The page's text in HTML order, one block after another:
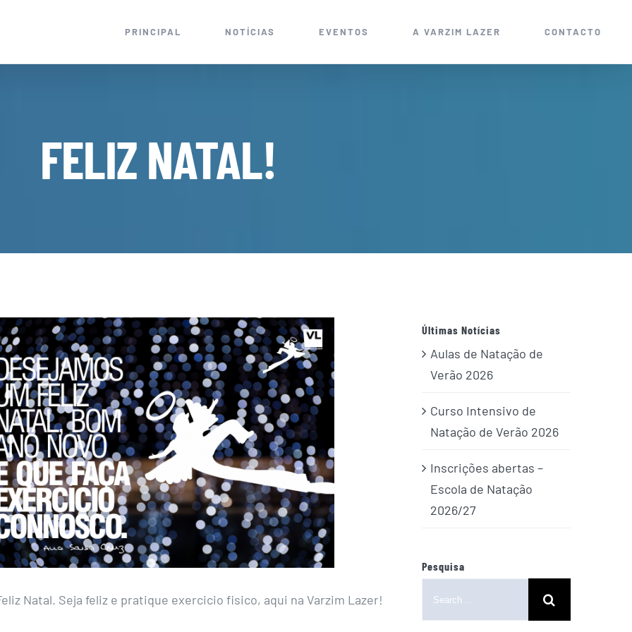
PRINCIPAL NOTÍCIAS EVENTOS A VARZIM LAZER CONTACTO
FELIZ NATAL!
Natal. Seja feliz e pratique exercicio fisico, aqui na Varzim Lazer!
Últimas Notícias
Aulas de Natação de
Verão 2026
Curso Intensivo de
Natação de Verão 2026
Inscrições abertas –
Escola de Natação
2026/27
Pesquisa